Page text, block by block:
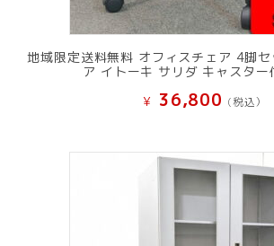
地域限定送料無料 オフィスチェア 4脚
ア イトーキ サリダ キャスター
¥ 36,800 (税込）